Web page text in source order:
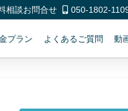
相談お問合せ 050-1802-
プラン よくあるご質問 動